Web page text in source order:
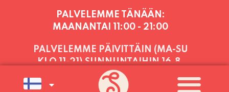
PALVELEMME TÄNÄÄN:
MAANANTAI 11:00 - 21:00
PALVELEMME PÄIVITTÄIN (MA-SU
KLO 11-21) SUNNUNTAIHIN 16.8.
SAAKKA JONKA JÄLKEEN OLEMME
AVOINNA VIIKONLOPPUISIN (PE-